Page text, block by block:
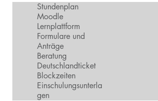
Stundenplan
Moodle
Lernplattform
Formulare und
Anträge
Beratung
Deutschlandticket
Blockzeiten
Einschulungsunterla
gen